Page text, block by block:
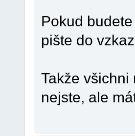
Pokud
pište do
Takže
nejste, ale